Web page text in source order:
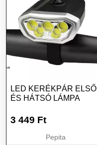
LED KERÉKPÁR ELSŐ
ÉS HÁTSÓ LÁMPA
3 449 Ft
Pepita